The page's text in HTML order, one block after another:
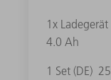
1x
4.0 Ah
1 Set (DE)